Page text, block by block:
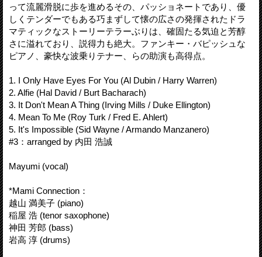
って流麗滑脱に歩を進めるその、パッショネートであり、優
しくテンダーでもある巧まずして懐の広さの発揮されたドラ
マティックなストーリーテラーぶりは、確固たる気迫と芳醇
さに溢れており、説得力も絶大。ファンキー・バピッシュな
ピアノ、豪快な波乗りテナー、らの助演も高得点。
1. I Only Have Eyes For You (Al Dubin / Harry Warren)
2. Alfie (Hal David / Burt Bacharach)
3. It Don't Mean A Thing (Irving Mills / Duke Ellington)
4. Mean To Me (Roy Turk / Fred E. Ahlert)
5. It's Impossible (Sid Wayne / Armando Manzanero)
#3：arranged by 内田 浩誠
Mayumi (vocal)
*Mami Connection：
越山 満美子 (piano)
稲屋 浩 (tenor saxophone)
神田 芳郎 (bass)
岩高 淳 (drums)